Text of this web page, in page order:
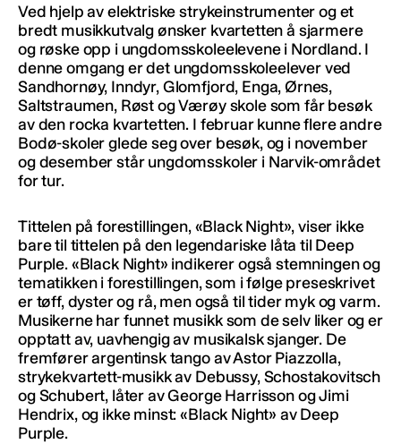
Ved hjelp av elektriske strykeinstrumenter og et
bredt musikkutvalg ønsker kvartetten å sjarmere
og røske opp i ungdomsskoleelevene i Nordland. I
denne omgang er det ungdomsskoleelever ved
Sandhornøy, Inndyr, Glomfjord, Enga, Ørnes,
Saltstraumen, Røst og Værøy skole som får besøk
av den rocka kvartetten. I februar kunne flere andre
Bodø-skoler glede seg over besøk, og i november
og desember står ungdomsskoler i Narvik-området
for tur.
Tittelen på forestillingen, «Black Night», viser ikke
bare til tittelen på den legendariske låta til Deep
Purple. «Black Night» indikerer også stemningen og
tematikken i forestillingen, som i følge preseskrivet
er tøff, dyster og rå, men også til tider myk og varm.
Musikerne har funnet musikk som de selv liker og er
opptatt av, uavhengig av musikalsk sjanger. De
fremfører argentinsk tango av Astor Piazzolla,
strykekvartett-musikk av Debussy, Schostakovitsch
og Schubert, låter av George Harrisson og Jimi
Hendrix, og ikke minst: «Black Night» av Deep
Purple.